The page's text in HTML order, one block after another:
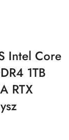
Intel Core
1TB
RTX